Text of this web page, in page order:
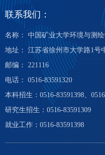
联系我们：
名称： 中国矿业大学环境与测
地址： 江苏省徐州市大学路1号
邮编： 221116
电话： 0516-83591320
本科招生：0516-83591398、
研究生招生：0516-83591309
就业工作：0516-83591398